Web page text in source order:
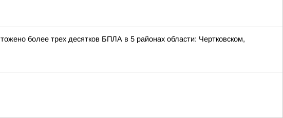
более трех десятков БПЛА в 5 районах области: Чертковском,